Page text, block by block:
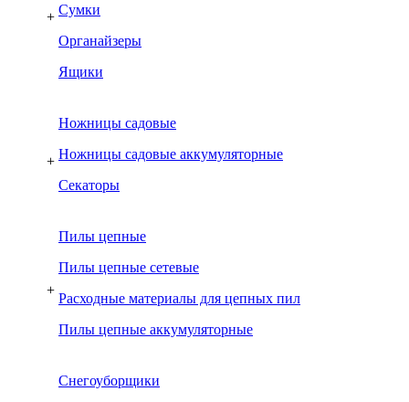
+ Сумки
Органайзеры
Ящики
+
Ножницы садовые
Ножницы садовые аккумуляторные
Секаторы
+
Пилы цепные
Пилы цепные сетевые
Расходные материалы для цепных пил
Пилы цепные аккумуляторные
Снегоуборщики